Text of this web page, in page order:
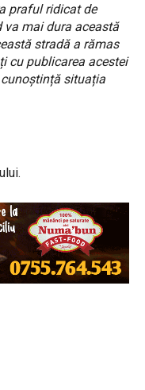
praful ridicat de
mai dura această
stradă a rămas
cu publicarea acestei
situația